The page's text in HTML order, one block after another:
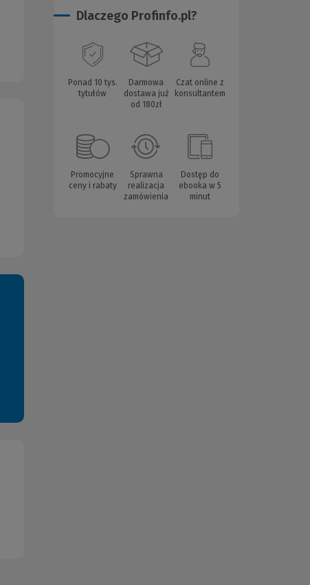
Dlaczego Profinfo.pl?
Ponad 10 tys.
tytułów
Darmowa
dostawa już
od 180zł
Czat online z
konsultantem
Promocyjne
ceny i rabaty
Sprawna
realizacja
zamówienia
Dostęp do
ebooka w 5
minut